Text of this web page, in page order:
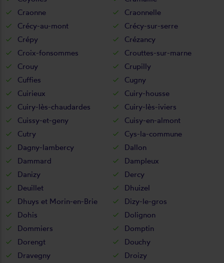
Craonne
Craonnelle
Crécy-au-mont
Crécy-sur-serre
Crépy
Crézancy
Croix-fonsommes
Crouttes-sur-marne
Crouy
Crupilly
Cuffies
Cugny
Cuirieux
Cuiry-housse
Cuiry-lès-chaudardes
Cuiry-lès-iviers
Cuissy-et-geny
Cuisy-en-almont
Cutry
Cys-la-commune
Dagny-lambercy
Dallon
Dammard
Dampleux
Danizy
Dercy
Deuillet
Dhuizel
Dhuys et Morin-en-Brie
Dizy-le-gros
Dohis
Dolignon
Dommiers
Domptin
Dorengt
Douchy
Dravegny
Droizy